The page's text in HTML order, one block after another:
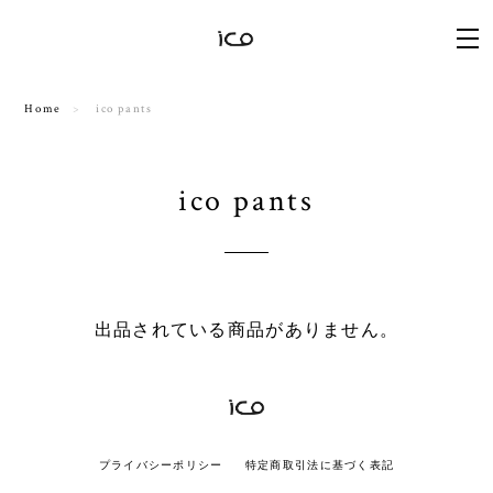
Home ico pants
ico pants
出品されている商品がありません。
プライバシーポリシー 特定商取引法に基づく表記